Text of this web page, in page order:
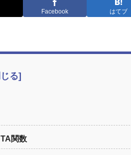
Facebook はてブ
関数